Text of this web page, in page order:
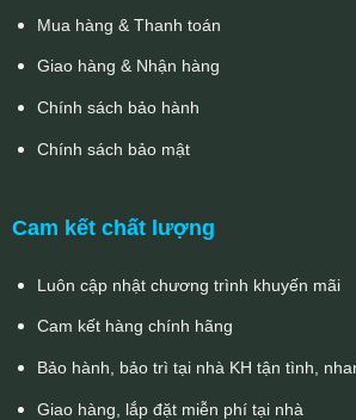
Mua hàng & Thanh toán
Giao hàng & Nhận hàng
Chính sách bảo hành
Chính sách bảo mật
Cam kết chất lượng
Luôn cập nhật chương trình khuyến mãi
Cam kết hàng chính hãng
Bảo hành, bảo trì tại nhà KH tận tình,
Giao hàng, lắp đặt miễn phí tại nhà